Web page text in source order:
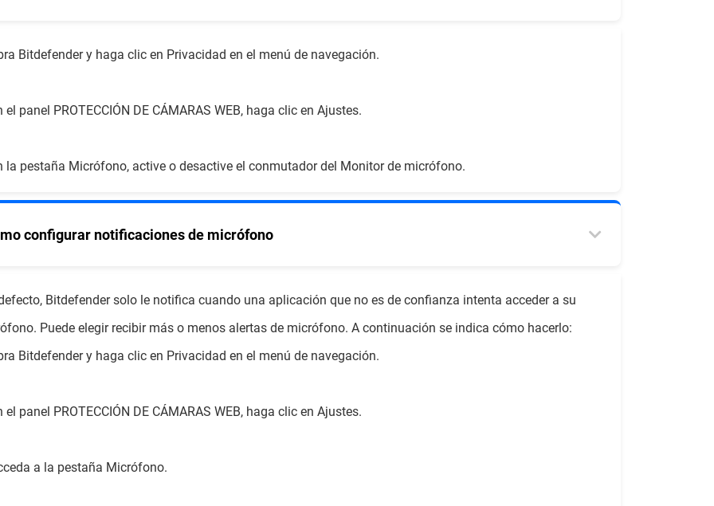
Bitdefender y haga clic en Privacidad en el menú de navegación.
el panel PROTECCIÓN DE CÁMARAS WEB, haga clic en Ajustes.
la pestaña Micrófono, active o desactive el conmutador del Monitor de micrófono.
configurar notificaciones de micrófono
Bitdefender solo le notifica cuando una aplicación que no es de confianza intenta acceder a su
Puede elegir recibir más o menos alertas de micrófono. A continuación se indica cómo hacerlo:
Bitdefender y haga clic en Privacidad en el menú de navegación.
el panel PROTECCIÓN DE CÁMARAS WEB, haga clic en Ajustes.
a la pestaña Micrófono.